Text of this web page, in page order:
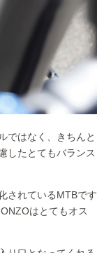
ではなく、きちんと
したとてもバランス
されているMTBです
はとてもオス